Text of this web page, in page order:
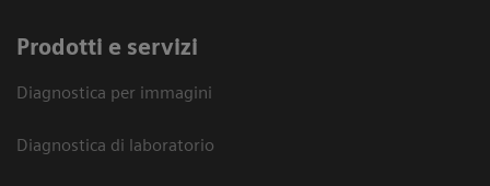
Prodotti e servizi
Diagnostica per immagini
Diagnostica di laboratorio